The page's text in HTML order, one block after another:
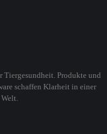
Produkte und
schaffen Klarheit in einer